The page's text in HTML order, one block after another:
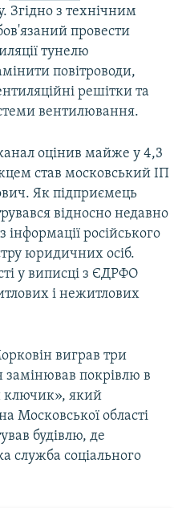
Згідно з технічним
провести
тунелю
повітроводи,
решітки та
вентилювання.
оцінив майже у 4,3
став московський ІП
Як підприємець
відносно недавно
інформації російського
юридичних осіб.
у виписці з ЄДРФО
і нежитлових
виграв три
замінював покрівлю в
ключик», який
Московської області
будівлю, де
служба соціального